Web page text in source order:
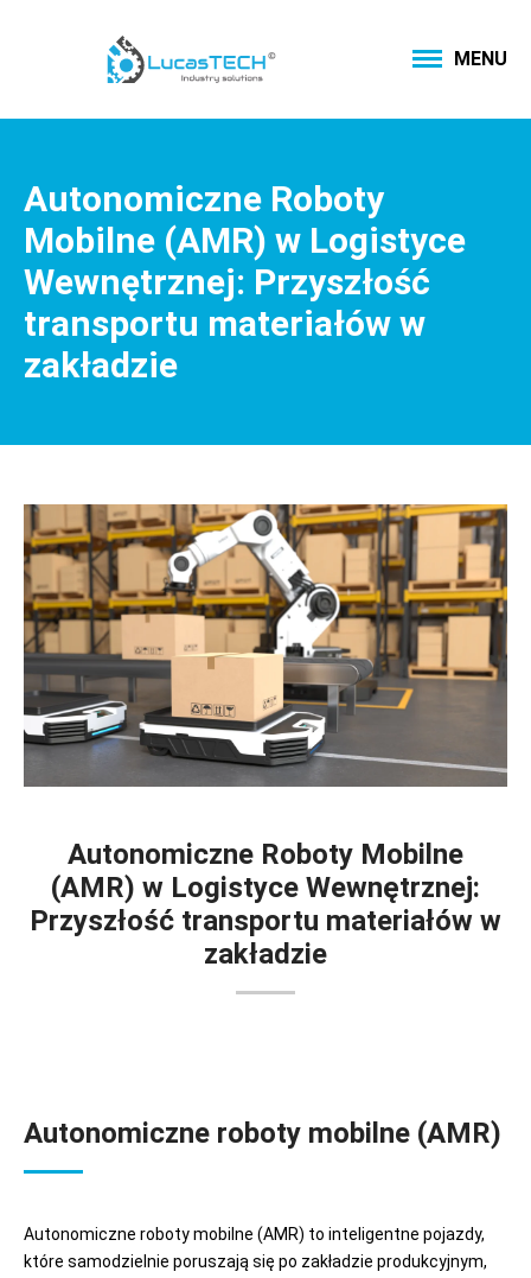
MENU
Autonomiczne Roboty
Mobilne (AMR) w Logistyce
Wewnętrznej: Przyszłość
transportu materiałów w
zakładzie
Autonomiczne Roboty Mobilne
(AMR) w Logistyce Wewnętrznej:
Przyszłość transportu materiałów w
zakładzie
Autonomiczne roboty mobilne (AMR)
Autonomiczne roboty mobilne (AMR) to inteligentne pojazdy,
które samodzielnie poruszają się po zakładzie produkcyjnym,